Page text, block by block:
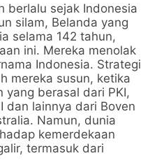
berlalu sejak Indonesia
silam, Belanda yang
selama 142 tahun,
ini. Mereka menolak
Indonesia. Strategi
mereka susun, ketika
yang berasal dari PKI,
dan lainnya dari Boven
Namun, dunia
kemerdekaan
termasuk dari